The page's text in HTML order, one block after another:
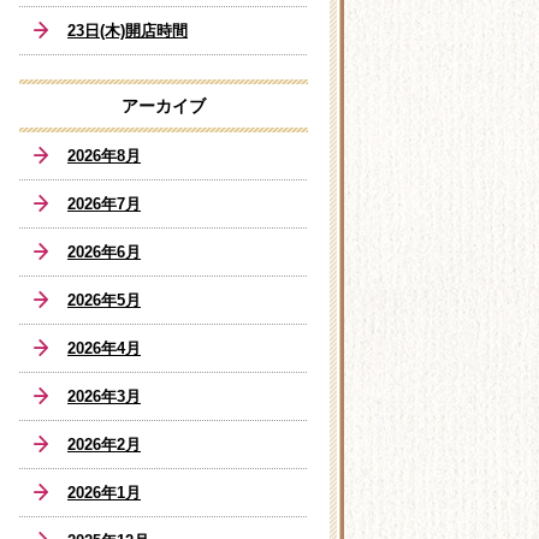
23日(木)開店時間
アーカイブ
2026年8月
2026年7月
2026年6月
2026年5月
2026年4月
2026年3月
2026年2月
2026年1月